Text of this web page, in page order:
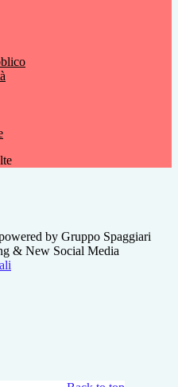
by Gruppo Spaggiari
& New Social Media